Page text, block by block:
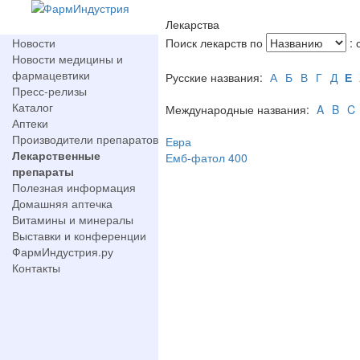
Новости
Новости медицины и
фармацевтики
Пресс-релизы
Каталог
Аптеки
Производители препаратов
Лекарственные
препараты
Полезная информация
Домашняя аптечка
Витамины и минералы
Выставки и конференции
ФармИндустрия.ру
Контакты
Лекарства
Поиск лекарств по
:
Русские названия: А Б В Г Д Е
Международные названия: A B C
Евра
Емб-фатол 400